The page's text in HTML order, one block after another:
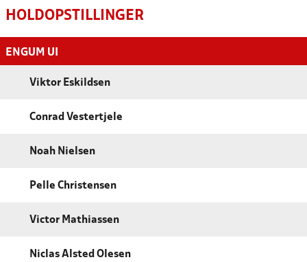
HOLDOPSTILLINGER
ENGUM UI
Viktor Eskildsen
Conrad Vestertjele
Noah Nielsen
Pelle Christensen
Victor Mathiassen
Niclas Alsted Olesen